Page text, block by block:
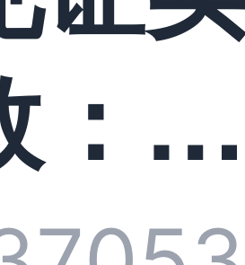
螂科
何以
：螳